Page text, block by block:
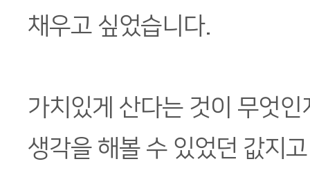
채우고 싶었습니다.
가치있게 산다는 것이 무엇
생각을 해볼 수 있었던 값지